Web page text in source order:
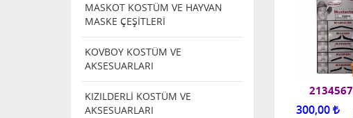
MASKOT KOSTÜM VE HAYVAN
MASKE ÇEŞİTLERİ
KOVBOY KOSTÜM VE
AKSESUARLARI
KIZILDERLİ KOSTÜM VE
AKSESUARLARI
3508
36,00 300,00